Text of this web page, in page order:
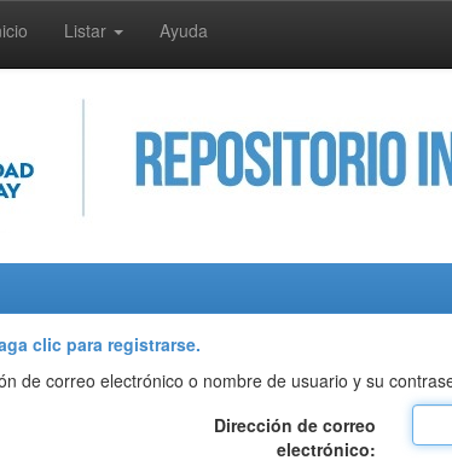
Listar Ayuda
clic para registrarse.
de correo electrónico o nombre de usuario y su
Dirección de correo
electrónico: